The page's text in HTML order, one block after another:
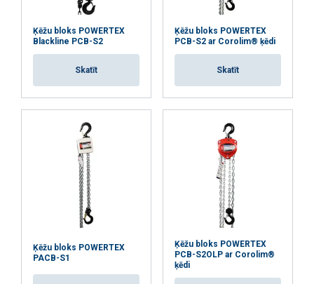
Pieejams ar jebkuru citu pacelšanas un darba
Izmantojot nerūsējošā tērauda slodzes un rokas
Marķējums:
Standarts:
Ķēžu bloks POWERTEX
Blackline PCB-S2
Skatīt
Ķēžu bloks POWERTEX
PCB-S2 ar Corolim® ķēdi
Skatīt
Ķēžu bloks POWERTEX
PACB-S1
Ķēžu bloks POWERTEX
PCB-S2OLP ar Corolim®
ķēdi